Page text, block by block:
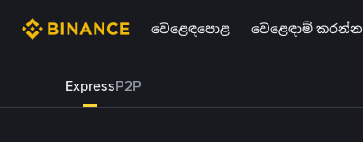
වෙළෙඳපොළ වෙළෙඳාම් කරන්න
ExpressP2P